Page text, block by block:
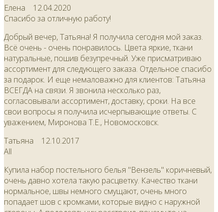
Елена 12.04.2020
Спасибо за отличную работу!
Добрый вечер, Татьяна! Я получила сегодня мой заказ.
Всё очень - очень понравилось. Цвета яркие, ткани
натуральные, пошив безупречный. Уже присматриваю
ассортимент для следующего заказа. Отдельное спасибо
за подарок. И еще немаловажно для клиентов: Татьяна
ВСЕГДА на связи. Я звонила несколько раз,
согласовывали ассортимент, доставку, сроки. На все
свои вопросы я получила исчерпывающие ответы. С
уважением, Миронова Т.Е., Новомосковск.
Татьяна 12.10.2017
All
Купила набор постельного белья "Вензель" коричневый,
очень давно хотела такую расцветку. Качество ткани
нормальное, швы немного смущают, очень много
попадает шов с кромками, которые видно с наружной